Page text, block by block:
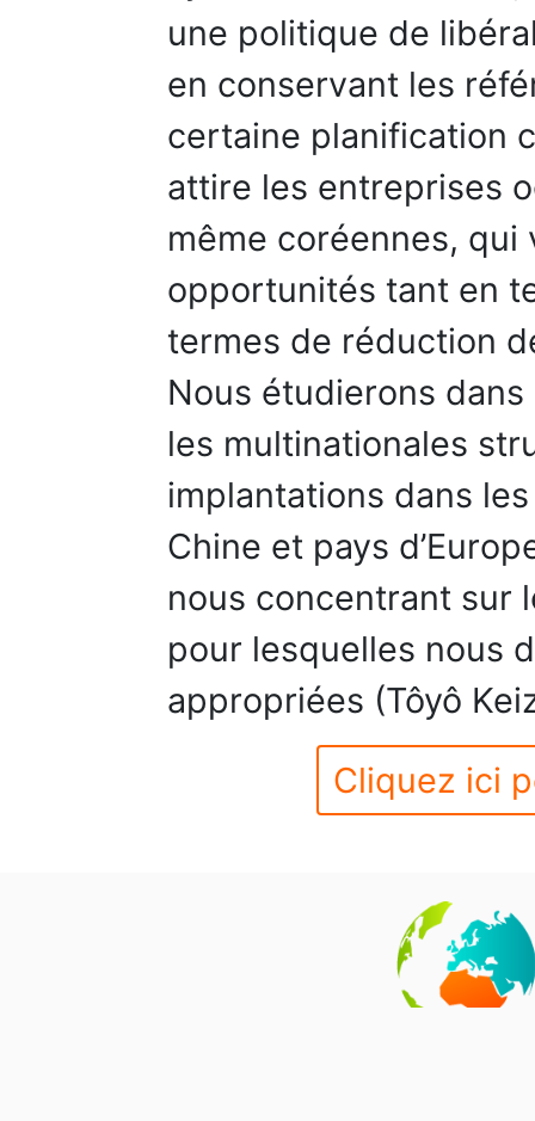
une politique de
en conservant les
certaine planification
attire les entreprises
même coréennes,
opportunités tant en
termes de réduction
Nous étudierons
les multinationales
implantations dans
Chine et pays
nous concentrant sur
pour lesquelles nous
appropriées (Tôyô
Cliquez ici